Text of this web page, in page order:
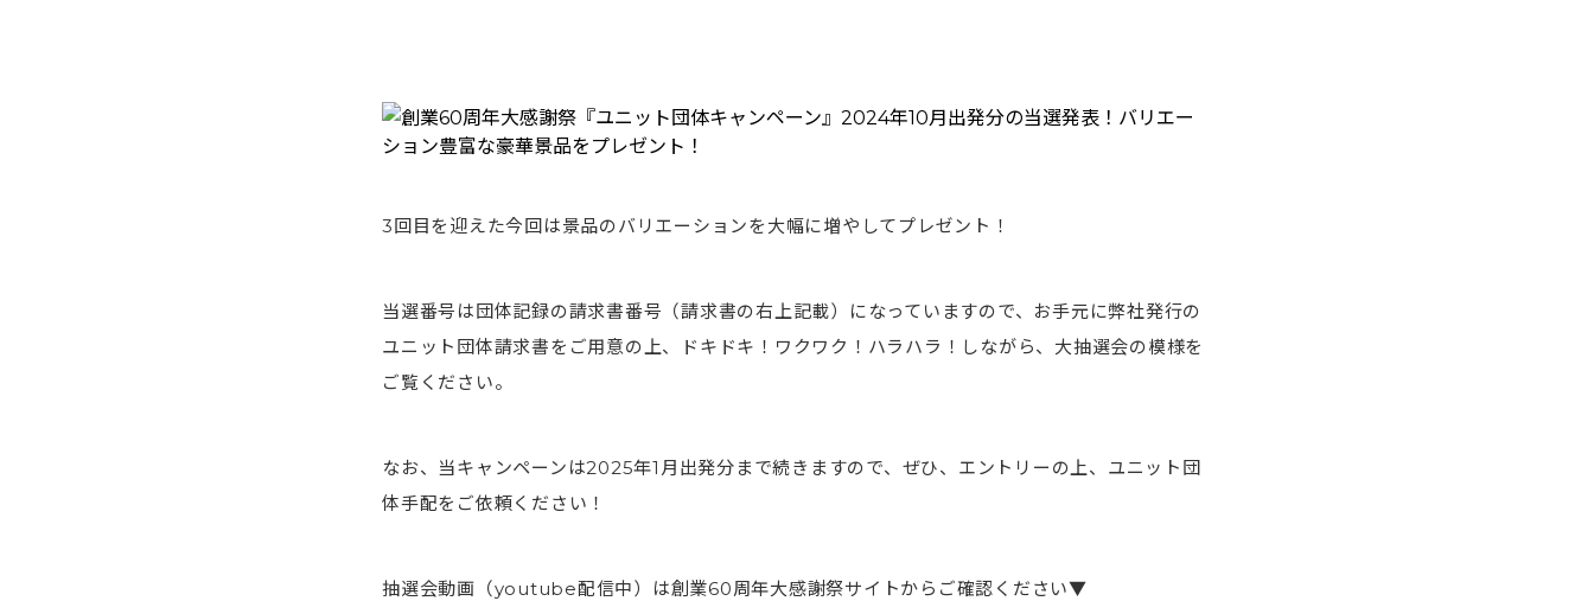
3回目を迎えた今回は景品のバリエーションを大幅に増やしてプレゼント！
当選番号は団体記録の請求書番号（請求書の右上記載）になっていますので、お手元に弊社発行の
ユニット団体請求書をご用意の上、ドキドキ！ワクワク！ハラハラ！しながら、大抽選会の模様を
ご覧ください。
なお、当キャンペーンは2025年1月出発分まで続きますので、ぜひ、エントリーの上、ユニット団
体手配をご依頼ください！
抽選会動画（youtube配信中）は創業60周年大感謝祭サイトからご確認ください▼